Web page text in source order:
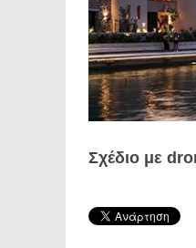
Σχέδιο με